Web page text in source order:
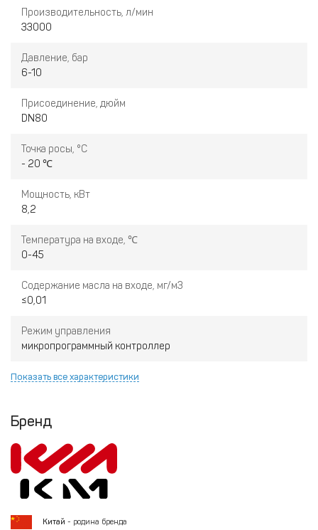
Производительность, л/мин
33000
Давление, бар
6-10
Присоединение, дюйм
DN80
Точка росы, °С
- 20 ℃
Мощность, кВт
8,2
Температура на входе, ℃
0-45
Содержание масла на входе, мг/м3
≤0,01
Режим управления
микропрограммный контроллер
Показать все характеристики
Бренд
Китай - родина бренда